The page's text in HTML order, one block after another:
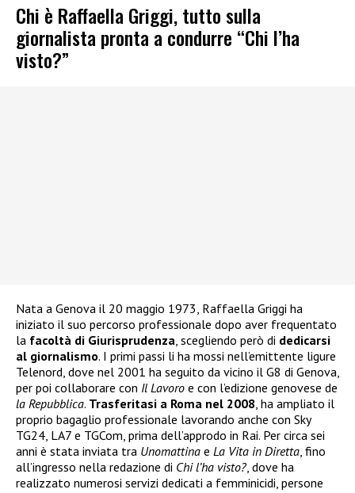
Chi è Raffaella Griggi, tutto sulla
giornalista pronta a condurre “Chi l’ha
visto?”
Nata a Genova il 20 maggio 1973, Raffaella Griggi ha
iniziato il suo percorso professionale dopo aver frequentato
la facoltà di Giurisprudenza, scegliendo però di dedicarsi
al giornalismo. I primi passi li ha mossi nell’emittente ligure
Telenord, dove nel 2001 ha seguito da vicino il G8 di Genova,
per poi collaborare con Il Lavoro e con l’edizione genovese de
la Repubblica. Trasferitasi a Roma nel 2008, ha ampliato il
proprio bagaglio professionale lavorando anche con Sky
TG24, LA7 e TGCom, prima dell’approdo in Rai. Per circa sei
anni è stata inviata tra Unomattina e La Vita in Diretta, fino
all’ingresso nella redazione di Chi l’ha visto?, dove ha
realizzato numerosi servizi dedicati a femminicidi, persone